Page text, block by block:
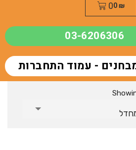
0₪
0
03-6206306
- עמוד התחברות